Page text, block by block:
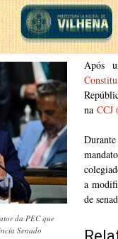
da PEC que
Senado
Após
naCCJ
a
de